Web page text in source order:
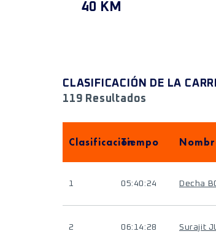
40 KM
CLASIFICACIÓN DE LA
119 Resultados
ClasificaciónTiempo
1 05:40:24 Decha
2 06:14:28 Surajit